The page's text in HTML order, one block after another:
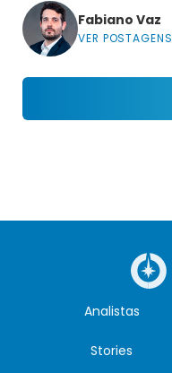
Fabiano Vaz
VER POSTAGENS
Analistas
Stories